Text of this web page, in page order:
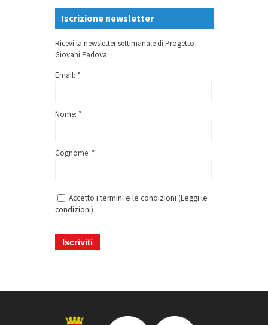
Iscrizione newsletter
Ricevi la newsletter settimanale di Progetto
Giovani Padova
Email: *
Nome: *
Cognome: *
Accetto i termini e le condizioni (Leggi le
condizioni)